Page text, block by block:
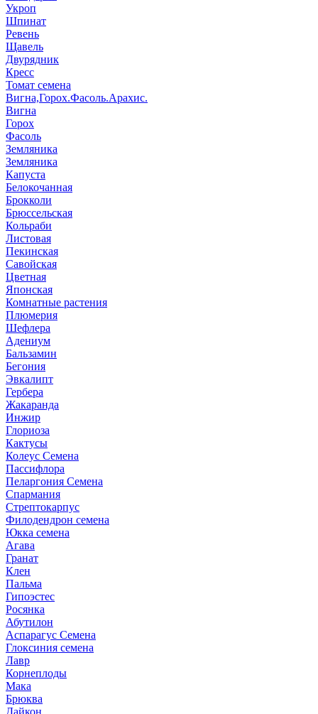
Укроп
Шпинат
Ревень
Щавель
Двурядник
Кресс
Томат семена
Вигна,Горох.Фасоль.Арахис.
Вигна
Горох
Фасоль
Земляника
Земляника
Капуста
Белокочанная
Брокколи
Брюссельская
Кольраби
Листовая
Пекинская
Савойская
Цветная
Японская
Комнатные растения
Плюмерия
Шефлера
Адениум
Бальзамин
Бегония
Эвкалипт
Гербера
Жакаранда
Инжир
Глориоза
Кактусы
Колеус Семена
Пассифлора
Пеларгония Семена
Спармания
Стрептокарпус
Филодендрон семена
Юкка семена
Агава
Гранат
Клен
Пальма
Гипоэстес
Росянка
Абутилон
Аспарагус Семена
Глоксиния семена
Лавр
Корнеплоды
Мака
Брюква
Дайкон